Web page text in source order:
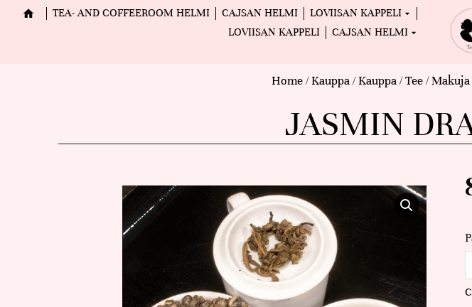
TEA- AND COFFEEROOM HELMI CAJSAN HELMI
LOVIISAN KAPPELI
LOVIISAN KAPPELI
CAJSAN HELMI
Home/Kauppa/Kauppa/Tee/
JASMIN